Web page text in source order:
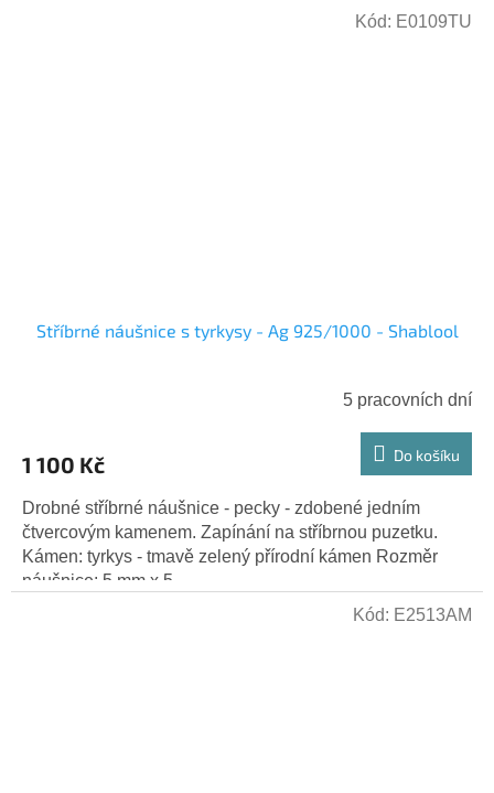
Stříbrné náušnice s tyrkysy - Ag 925/1000 - Shablool
5 pracovních dní
1 100 Kč Do košíku
Drobné stříbrné náušnice - pecky - zdobené jedním
čtvercovým kamenem. Zapínání na stříbrnou puzetku.
Kámen: tyrkys - tmavě zelený přírodní kámen Rozměr
náušnice: 5 mm x 5...
Kód: E0109TU
Kód: E2513AM